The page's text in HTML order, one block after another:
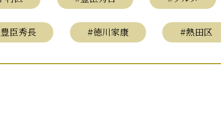
臣秀長 #徳川家康 #熱田区